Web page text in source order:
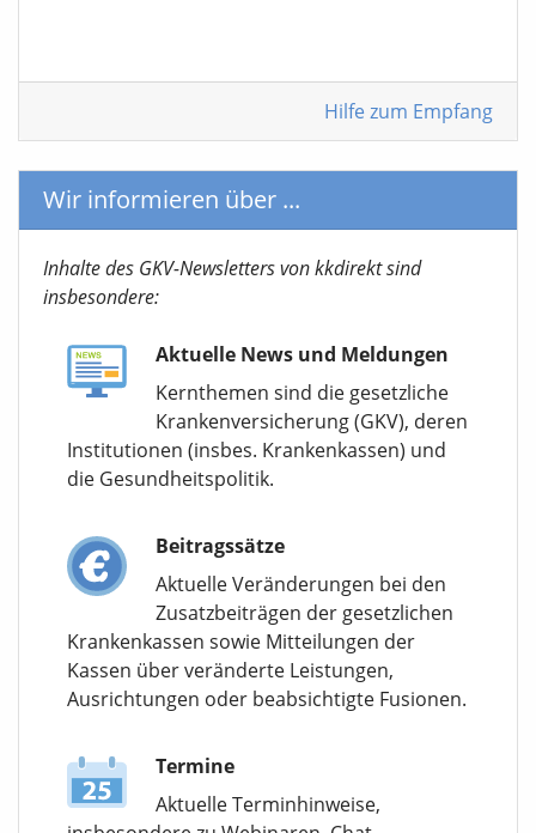
Hilfe zum Empfang
Wir informieren über ...
Inhalte des GKV-Newsletters von kkdirekt sind
insbesondere:
Aktuelle News und Meldungen
Kernthemen sind die gesetzliche
Krankenversicherung (GKV), deren
Institutionen (insbes. Krankenkassen) und
die Gesundheitspolitik.
Beitragssätze
Aktuelle Veränderungen bei den
Zusatzbeiträgen der gesetzlichen
Krankenkassen sowie Mitteilungen der
Kassen über veränderte Leistungen,
Ausrichtungen oder beabsichtigte Fusionen.
Termine
Aktuelle Terminhinweise,